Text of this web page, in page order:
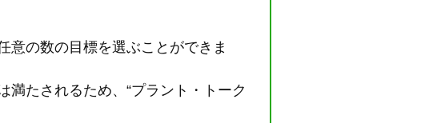
意の数の目標を選ぶことができま
満たされるため、“プラント・トーク